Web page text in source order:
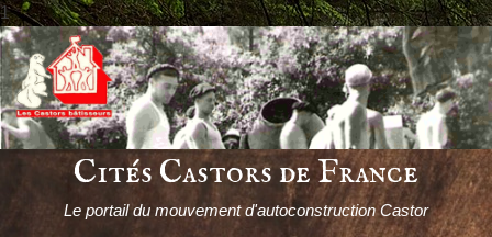
1
Passer
le
contenu
Cités Castors de France
Le portail du mouvement d'autoconstruction Castor